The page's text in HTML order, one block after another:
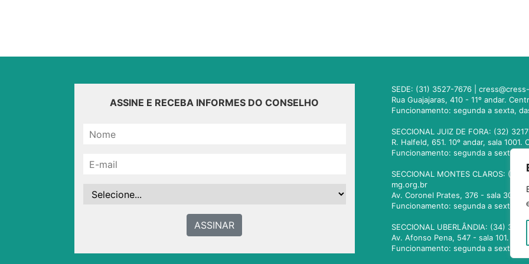
ASSINE E RECEBA INFORMES DO CONSELHO
ASSINAR
SEDE: (31) 3527-7676 |
Rua Guajajaras, 410 - 11º andar.
Funcionamento: segunda a sexta,
SECCIONAL JUIZ DE FORA: (32)
R. Halfeld, 651. 10º andar, sala
Funcionamento: segunda a sexta,
SECCIONAL MONTES CLAROS:
mg.org.br
Av. Coronel Prates, 376 - sala 301.
Funcionamento: segunda a sexta,
SECCIONAL UBERLÂNDIA: (34)
Av. Afonso Pena, 547 - sala 101.
Funcionamento: segunda a sexta,